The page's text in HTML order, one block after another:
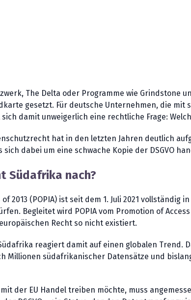
The Delta oder Programme wie Grindstone
gesetzt. Für deutsche Unternehmen, die
damit unweigerlich eine rechtliche Frage:
hat in den letzten Jahren deutlich
dabei um eine schwache Kopie der DSGVO
Südafrika nach?
2013 (POPIA) ist seit dem 1. Juli 2021
Begleitet wird POPIA vom Promotion of
Recht so nicht existiert.
reagiert damit auf einen globalen
Millionen südafrikanischer Datensätze und
der EU Handel treiben möchte, muss